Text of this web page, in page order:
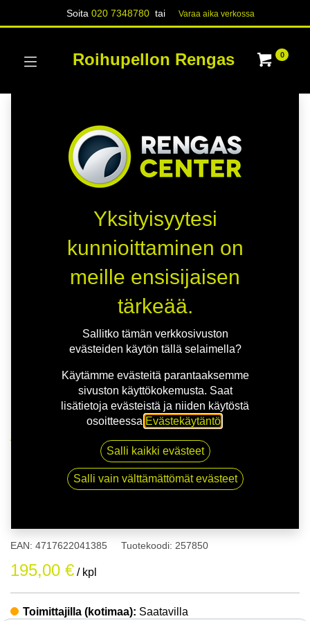
Soita020 7348780 tai Varaa aika verk​​​​ossa
Roihupellon Rengas 0
175/60R19 86Q NANKANG NA-1
175/60R19 86Q NANKANG NA-
EAN: 4717622041385 Tuotekoodi: 257850
195,00 € / kpl
Toimittajilla (kotimaa): Saatavilla
Yksityisyytesi
kunnioittaminen on
meille ensisijaisen
tärkeää.
Sallitko tämän verkkosivuston
evästeiden käytön tällä selaimella?
Käytämme evästeitä parantaaksemme
sivuston käyttökokemusta. Saat
lisätietoja evästeistä ja niiden käytöstä
osoitteessa Evästekäytäntö
Salli kaikki evästeet
Salli vain välttämättömät evästeet